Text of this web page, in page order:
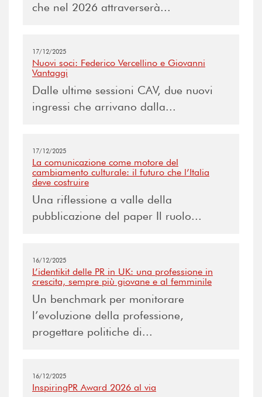
che nel 2026 attraverserà...
17/12/2025
Nuovi soci: Federico Vercellino e Giovanni
Vantaggi
Dalle ultime sessioni CAV, due nuovi
ingressi che arrivano dalla...
17/12/2025
La comunicazione come motore del
cambiamento culturale: il futuro che l’Italia
deve costruire
Una riflessione a valle della
pubblicazione del paper Il ruolo...
16/12/2025
L’identikit delle PR in UK: una professione in
crescita, sempre più giovane e al femminile
Un benchmark per monitorare
l’evoluzione della professione,
progettare politiche di...
16/12/2025
InspiringPR Award 2026 al via